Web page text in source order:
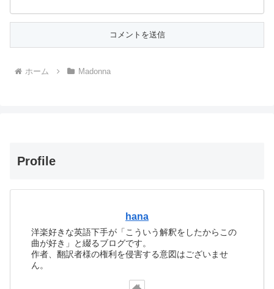
ホーム Madonna
Profile
hana
洋楽好きな英語下手が「こういう解釈をしたからこの
曲が好き」と綴るブログです。
作者、翻訳者様の権利を侵害する意図はございませ
ん。